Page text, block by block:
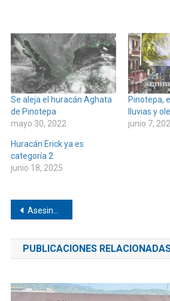
Se aleja el huracán Aghata
de Pinotepa
mayo 30, 2022
Pinotepa,
lluvias y
junio 7,
Huracán Erick ya es
categoría 2
junio 18, 2025
Navegación
de
entradas
Asesinan a hombre en Collantes
PUBLICACIONES